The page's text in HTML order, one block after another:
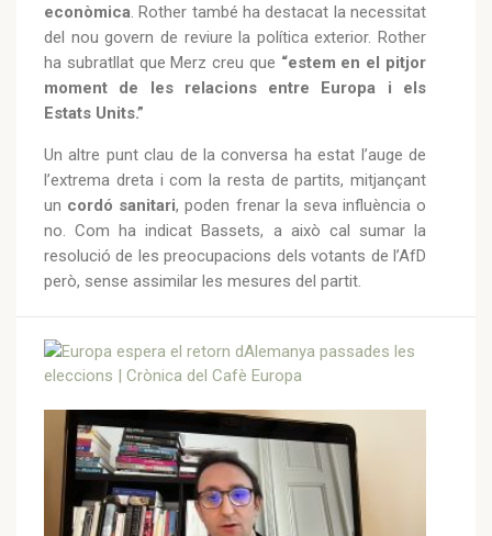
econòmica. Rother també ha destacat la necessitat
del nou govern de reviure la política exterior. Rother
ha subratllat que Merz creu que “estem en el pitjor
moment de les relacions entre Europa i els
Estats Units.”
Un altre punt clau de la conversa ha estat l’auge de
l’extrema dreta i com la resta de partits, mitjançant
un cordó sanitari, poden frenar la seva influència o
no. Com ha indicat Bassets, a això cal sumar la
resolució de les preocupacions dels votants de l’AfD
però, sense assimilar les mesures del partit.